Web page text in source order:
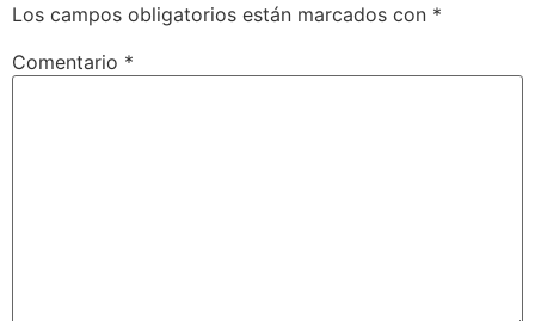
Los campos obligatorios están marcados con *
Comentario *